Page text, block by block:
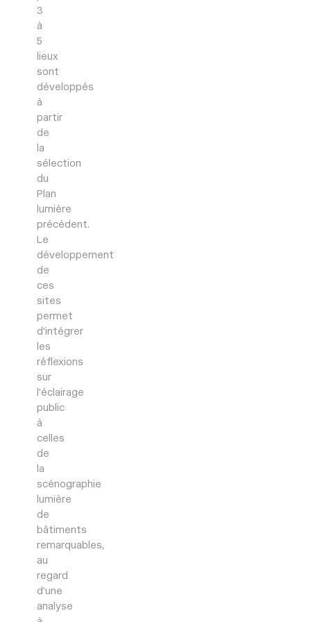
3
à
5
lieux
sont
développés
à
partir
de
la
sélection
du
Plan
lumière
précédent.
Le
développement
de
ces
sites
permet
d’intégrer
les
réflexions
sur
l’éclairage
public
à
celles
de
la
scénographie
lumière
de
bâtiments
remarquables,
au
regard
d’une
analyse